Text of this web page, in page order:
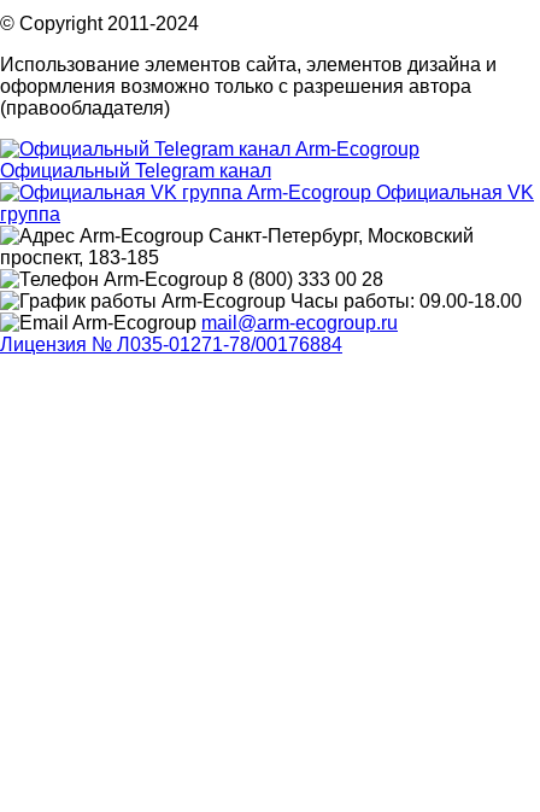
© Copyright 2011-2024
Использование элементов сайта, элементов дизайна и
оформления возможно только с разрешения автора
(правообладателя)
Официальный Telegram канал
Официальная VK
группа
Санкт-Петербург, Московский
проспект, 183-185
8 (800) 333 00 28
Часы работы: 09.00-18.00
mail@arm-ecogroup.ru
Лицензия № Л035-01271-78/00176884